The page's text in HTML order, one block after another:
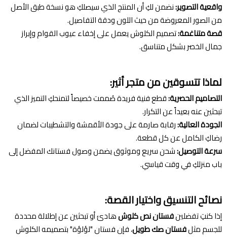
واقعية التصوير:نضمن لكِ أن المنتج الذي سيصلكِ هو نسخة طبق الأصل
من الصور المعروضة من حيث اللون ودقة التفاصيل.
قصة متناغمة:تصميم الكلوش يعمل على إخفاء عيوب القوام وإبراز
جمال الخصر بشكل متناسق.
لماذا تتسوقين من متجر أثير:
التصاميم الحصرية:قطع فنية فريدة صُممت خصيصاً لتمنحكِ التميز الذي
تبحثين عنه بعيداً عن التكرار.
الجودة العالية:رقابة صارمة على جودة الأقمشة والتشطيبات لضمان
رضاكِ الكامل عن كل قطعة.
سرعة التوصيل:شحن سريع وموثوق يضمن وصول فستانك المفضل إلى
باب منزلكِ في وقت قياسي.
نصائح التنسيق واختيار القصة:
إذا كنتِ تفضلينفستان نص كلوشهادئ أو تبحثين عن إطلالة محددة
للجسم مثلفستان صك طويل، فإن فستان "لؤلؤة" بتصميمه الكلوش